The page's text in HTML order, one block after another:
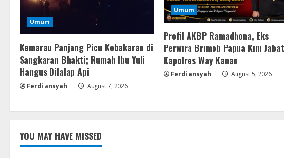
Umum
Kemarau Panjang Picu Kebakaran di
Sangkaran Bhakti; Rumah Ibu Yuli
Hangus Dilalap Api
Ferdi ansyah August 7, 2026
Umum
Profil AKBP Ramadhona, Eks
Perwira Brimob Papua Kini Jabat
Kapolres Way Kanan
Ferdi ansyah August 5, 2026
YOU MAY HAVE MISSED